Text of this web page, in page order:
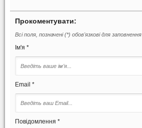
Прокоментувати:
Всі поля, позначені (*) обов'язкові для заповнення
Ім'я *
Email *
Повідомлення *